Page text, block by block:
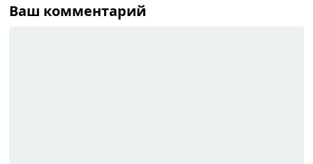
Ваш комментарий